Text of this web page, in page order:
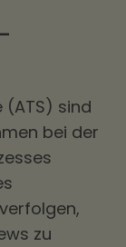
sind
bei der
zu